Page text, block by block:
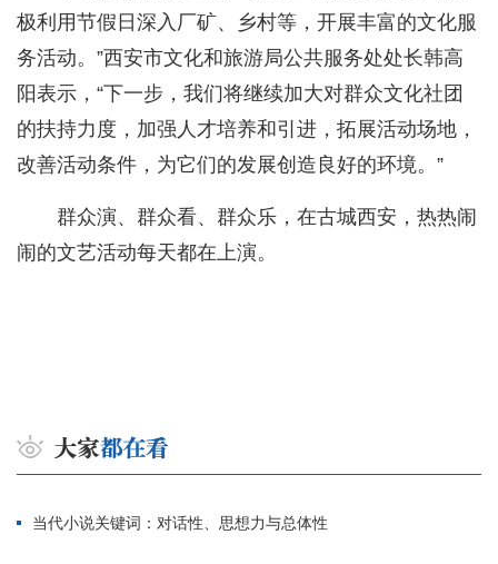
极利用节假日深入厂矿、乡村等，开展丰富的文化服
务活动。”西安市文化和旅游局公共服务处处长韩高
阳表示，“下一步，我们将继续加大对群众文化社团
的扶持力度，加强人才培养和引进，拓展活动场地，
改善活动条件，为它们的发展创造良好的环境。”
群众演、群众看、群众乐，在古城西安，热热闹
闹的文艺活动每天都在上演。
当代小说关键词：对话性、思想力与总体性